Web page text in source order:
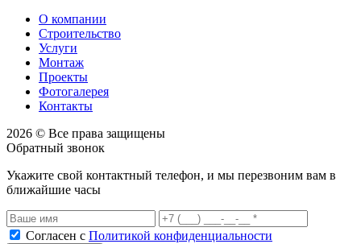
О компании
Строительство
Услуги
Монтаж
Проекты
Фотогалерея
Контакты
2026 © Все права защищены
Обратный звонок
Укажите свой контактный телефон, и мы перезвоним вам в
ближайшие часы
Согласен с Политикой конфиденциальности